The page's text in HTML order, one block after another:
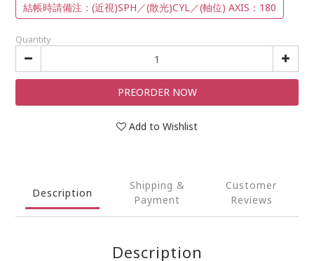
結帳時請備注：(近視)SPH／(散光)CYL／(軸位) AXIS：180
Quantity
PREORDER NOW
Add to Wishlist
Description
Shipping &
Payment
Customer
Reviews
Description